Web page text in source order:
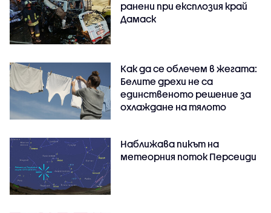
ранени при експлозия край
Дамаск
Как да се облечем в жегата:
Белите дрехи не са
единственото решение за
охлаждане на тялото
Наближава пикът на
метеорния поток Персеиди